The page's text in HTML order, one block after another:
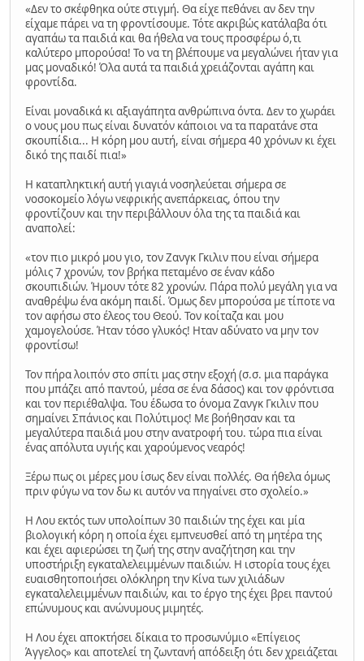
«Δεν το σκέφθηκα ούτε στιγμή. Θα είχε πεθάνει αν δεν την
είχαμε πάρει να τη φροντίσουμε. Τότε ακριβώς κατάλαβα ότι
αγαπάω τα παιδιά και θα ήθελα να τους προσφέρω ό,τι
καλύτερο μπορούσα! Το να τη βλέπουμε να μεγαλώνει ήταν για
μας μοναδικό! Όλα αυτά τα παιδιά χρειάζονται αγάπη και
φροντίδα.
Είναι μοναδικά κι αξιαγάπητα ανθρώπινα όντα. Δεν το χωράει
ο νους μου πως είναι δυνατόν κάποιοι να τα παρατάνε στα
σκουπίδια... Η κόρη μου αυτή, είναι σήμερα 40 χρόνων κι έχει
δικό της παιδί πια!»
Η καταπληκτική αυτή γιαγιά νοσηλεύεται σήμερα σε
νοσοκομείο λόγω νεφρικής ανεπάρκειας, όπου την
φροντίζουν και την περιβάλλουν όλα της τα παιδιά και
αναπολεί:
«τον πιο μικρό μου γιο, τον Ζανγκ Γκιλιν που είναι σήμερα
μόλις 7 χρονών, τον βρήκα πεταμένο σε έναν κάδο
σκουπιδιών. Ήμουν τότε 82 χρονών. Πάρα πολύ μεγάλη για να
αναθρέψω ένα ακόμη παιδί. Όμως δεν μπορούσα με τίποτε να
τον αφήσω στο έλεος του Θεού. Τον κοίταζα και μου
χαμογελούσε. Ήταν τόσο γλυκός! Ηταν αδύνατο να μην τον
φροντίσω!
Τον πήρα λοιπόν στο σπίτι μας στην εξοχή (σ.σ. μια παράγκα
που μπάζει από παντού, μέσα σε ένα δάσος) και τον φρόντισα
και τον περιέθαλψα. Του έδωσα το όνομα Ζανγκ Γκιλιν που
σημαίνει Σπάνιος και Πολύτιμος! Με βοήθησαν και τα
μεγαλύτερα παιδιά μου στην ανατροφή του. τώρα πια είναι
ένας απόλυτα υγιής και χαρούμενος νεαρός!
Ξέρω πως οι μέρες μου ίσως δεν είναι πολλές. Θα ήθελα όμως
πριν φύγω να τον δω κι αυτόν να πηγαίνει στο σχολείο.»
Η Λου εκτός των υπολοίπων 30 παιδιών της έχει και μία
βιολογική κόρη η οποία έχει εμπνευσθεί από τη μητέρα της
και έχει αφιερώσει τη ζωή της στην αναζήτηση και την
υποστήριξη εγκαταλελειμμένων παιδιών. Η ιστορία τους έχει
ευαισθητοποιήσει ολόκληρη την Κίνα των χιλιάδων
εγκαταλελειμμένων παιδιών, και το έργο της έχει βρει παντού
επώνυμους και ανώνυμους μιμητές.
Η Λου έχει αποκτήσει δίκαια το προσωνύμιο «Επίγειος
Άγγελος» και αποτελεί τη ζωντανή απόδειξη ότι δεν χρειάζεται